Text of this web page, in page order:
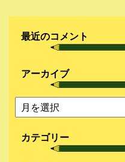
最近のコメント
アーカイブ
カテゴリー